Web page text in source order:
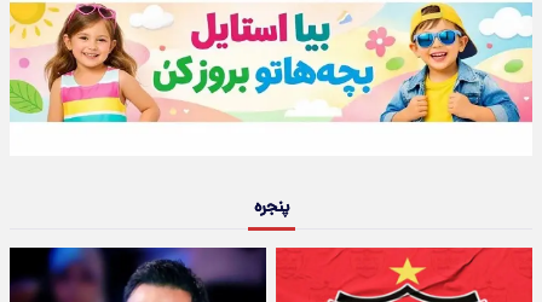
پنجره